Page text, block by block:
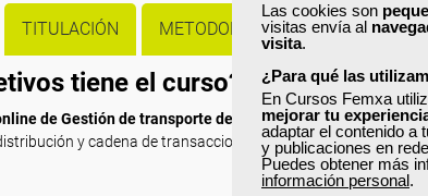
Las cookies son
visitas envía al
visita.
¿Para qué las
En Cursos Femxa
mejorar tu
adaptar el contenido a
y publicaciones en
Puedes obtener más
información personal.
TITULACIÓN METODOLOGÍA PRECIOS
tiene el curso?
de Gestión de transporte de la empresa, conocerás la
y cadena de transacciones mercantiles,